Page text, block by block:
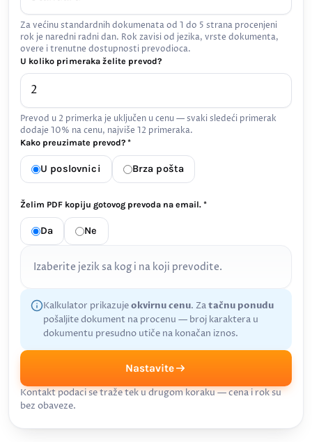
Za većinu standardnih dokumenata od 1 do 5 strana procenjeni
rok je naredni radni dan. Rok zavisi od jezika, vrste dokumenta,
overe i trenutne dostupnosti prevodioca.
U koliko primeraka želite prevod?
Prevod u 2 primerka je uključen u cenu — svaki sledeći primerak
dodaje 10% na cenu, najviše 12 primeraka.
Kako preuzimate prevod? *
U poslovnici Brza pošta
Želim PDF kopiju gotovog prevoda na email. *
Da Ne
Izaberite jezik sa kog i na koji prevodite.
Kalkulator prikazujeokvirnu cenu. Zatačnu ponudu
pošaljite dokument na procenu — broj karaktera u
dokumentu presudno utiče na konačan iznos.
Nastavite
Kontakt podaci se traže tek u drugom koraku — cena i rok su
bez obaveze.